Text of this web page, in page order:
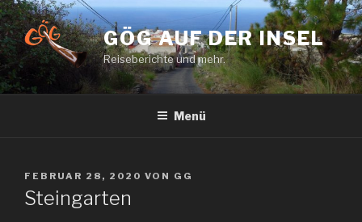
Zum
Inhalt
springen
GÖG AUF DER INSEL
Reiseberichte und mehr.
Menü
VERÖFFENTLICHT
AM
FEBRUAR 28, 2020 VON GG
Steingarten